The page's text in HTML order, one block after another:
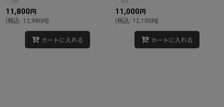
11,800 円
(税込: 12,980円)
カートに入れる
11,000 円
(税込: 12,100円)
カートに入れる